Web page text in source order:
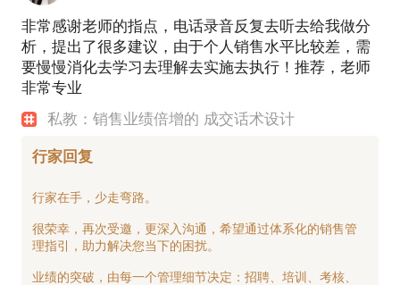
非常感谢老师的指点，电话录音反复去听去给我做分
析，提出了很多建议，由于个人销售水平比较差，需
要慢慢消化去学习去理解去实施去执行！推荐，老师
非常专业
私教：销售业绩倍增的 成交话术设计
行家回复
行家在手，少走弯路。
很荣幸，再次受邀，更深入沟通，希望通过体系化的销售管
理指引，助力解决您当下的困扰。
业绩的突破，由每一个管理细节决定：招聘、培训、考核、